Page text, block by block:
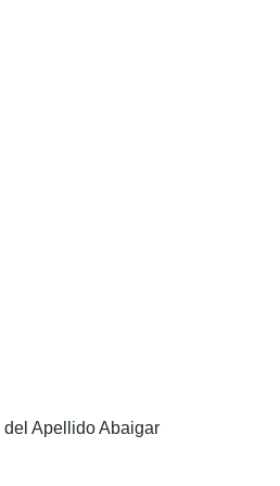
Apellido Abaigar